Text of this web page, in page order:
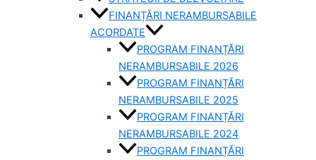
FINANȚĂRI NERAMBURSABILE
ACORDATE
PROGRAM FINANȚĂRI
NERAMBURSABILE 2026
PROGRAM FINANȚĂRI
NERAMBURSABILE 2025
PROGRAM FINANȚĂRI
NERAMBURSABILE 2024
PROGRAM FINANȚĂRI